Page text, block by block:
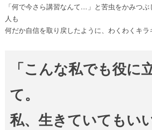
「何で今さら講習なんて…」と苦虫をかみつ
人も
何だか自信を取り戻したように、わくわくキ
「こんな私でも役に
て。
私、生きていてもい